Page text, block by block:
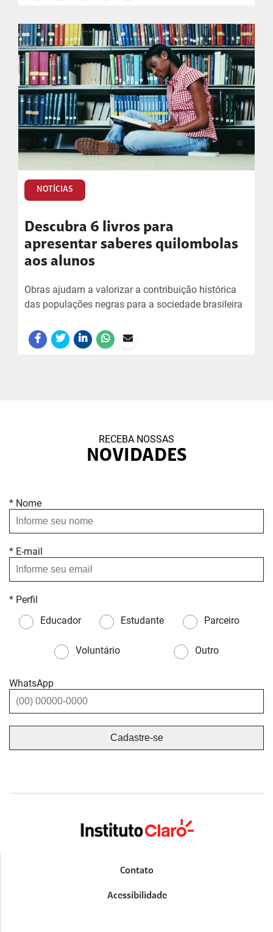
NOTÍCIAS
Descubra 6 livros para
apresentar saberes quilombolas
aos alunos
Obras ajudam a valorizar a contribuição histórica
das populações negras para a sociedade brasileira
RECEBA NOSSAS
NOVIDADES
* Nome
* E-mail
* Perfil
Educador
Estudante Parceiro
Voluntário Outro
WhatsApp
Contato
Acessibilidade